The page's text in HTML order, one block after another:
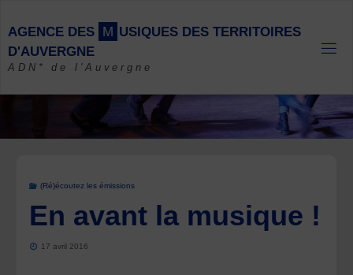
content
AGENCE DES M USIQUES DES TERRITOIRES
D'AUVERGNE
ADN* de l'Auvergne
(Ré)écoutez les émissions
En avant la musique !
17 avril 2016